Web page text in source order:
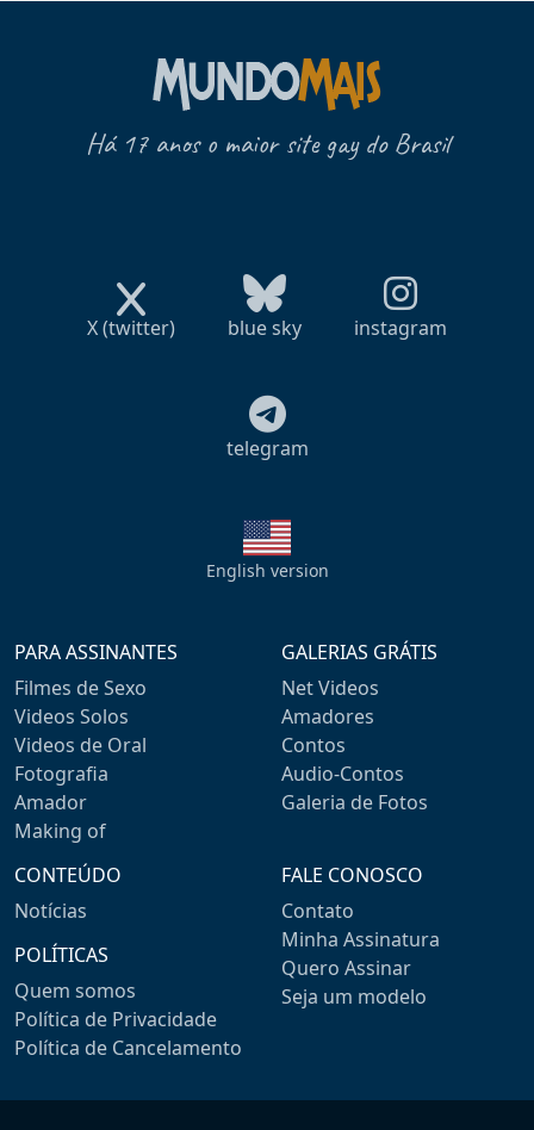
Há 17 anos o maior site gay do Brasil
X (twitter) blue sky instagram
telegram
English version
PARA ASSINANTES
Filmes de Sexo
Videos Solos
Videos de Oral
Fotografia
Amador
Making of
GALERIAS GRÁTIS
Net Videos
Amadores
Contos
Audio-Contos
Galeria de Fotos
CONTEÚDO
Notícias
POLÍTICAS
Quem somos
Política de Privacidade
Política de Cancelamento
FALE CONOSCO
Contato
Minha Assinatura
Quero Assinar
Seja um modelo